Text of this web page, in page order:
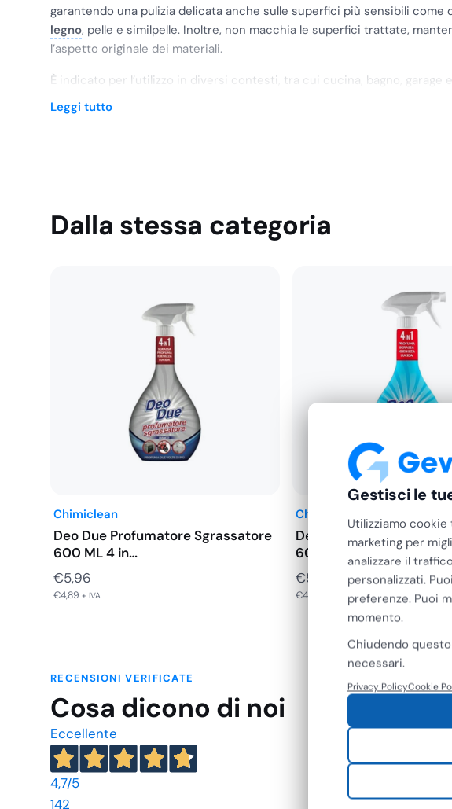
garantendo una pulizia delicata anche sulle superfici più sensibili come
legno, pelle e similpelle. Inoltre, non macchia le superfici trattate,
l’aspetto originale dei materiali.
È indicato per l’utilizzo in diversi contesti, tra cui cucina, bagno, garage
altra superficie che necessita di pulizia e igienizzazione. È sufficiente un
spruzzo per ottenere risultati efficaci, poiché il prodotto è altamente
ISTRUZIONI D’USO
Prima dell’utilizzo su materiali delicati si consiglia di testare il prodotto su
Leggi tutto
Dalla stessa categoria
Chimiclean
Deo Due Profumatore Sgrassatore
600 ML 4 in…
€5,96
€4,89 + IVA
Chimiclean
Deo Due Profumatore
600 ML 4 in…
€5,96
€4,89
RECENSIONI VERIFICATE
Cosa dicono di noi
Eccellente
4,7/5
142
Gestisci le
Utilizziamo
marketing per
analizzare il
personalizzati.
preferenze. Puoi
momento.
Chiudendo
necessari.
Privacy PolicyCookie